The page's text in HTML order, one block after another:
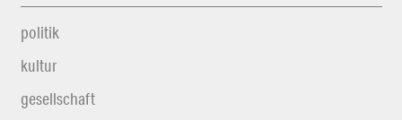
politik
kultur
gesellschaft